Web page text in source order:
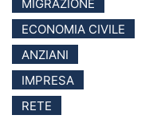
MIGRAZIONE
ECONOMIA CIVILE
ANZIANI
IMPRESA
RETE